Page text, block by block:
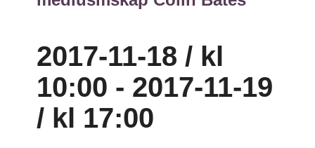
2017-11-18 / kl
10:00 - 2017-11-19
/ kl 17:00